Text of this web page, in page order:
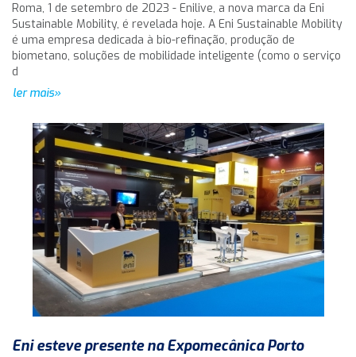
Roma, 1 de setembro de 2023 - Enilive, a nova marca da Eni
Sustainable Mobility, é revelada hoje. A Eni Sustainable Mobility
é uma empresa dedicada à bio-refinação, produção de
biometano, soluções de mobilidade inteligente (como o serviço
d
ler mais»
Eni esteve presente na Expomecânica Porto